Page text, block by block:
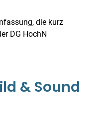
die kurz
DG HochN
& Sound